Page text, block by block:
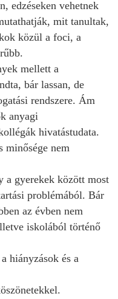
edzéseken vehetnek
mit tanultak,
közül a foci, a
mellett a
bár lassan, de
rendszere. Ám
anyagi
hivatástudata.
minősége nem
a gyerekek között most
problémából. Bár
az évben nem
iskolából történő
hiányzások és a